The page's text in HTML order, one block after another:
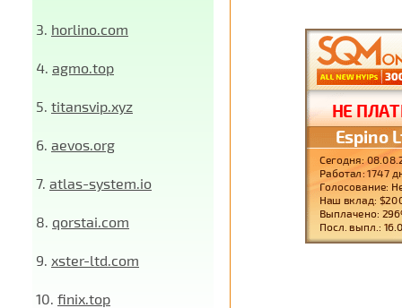
3. horlino.com
4. agmo.top
5. titansvip.xyz
6. aevos.org
7. atlas-system.io
8. qorstai.com
9. xster-ltd.com
10. finix.top